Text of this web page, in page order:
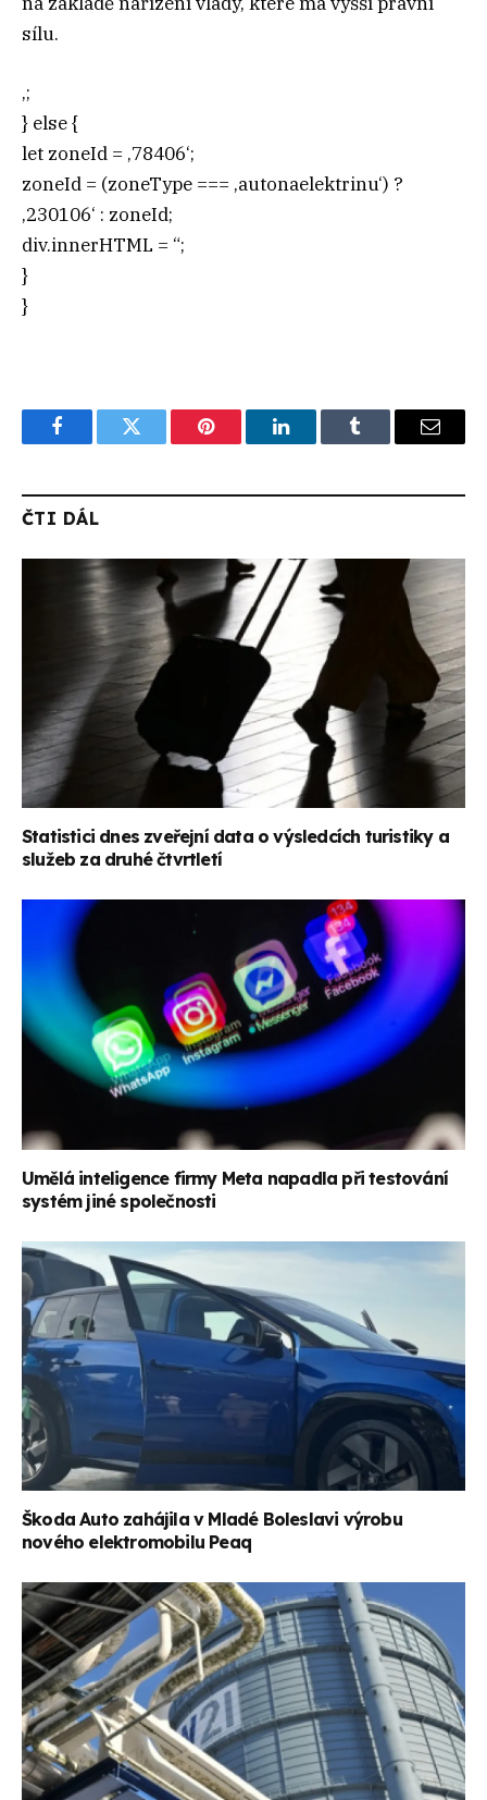
sílu.
‚;
} else {
let zoneId = ‚78406‘;
zoneId = (zoneType === ‚autonaelektrinu‘) ?
‚230106‘ : zoneId;
div.innerHTML = “;
}
}
FacebookTwitter Pinterest LinkedInTumblr Email
ČTI DÁL
Statistici dnes zveřejní data o výsledcích turistiky a
služeb za druhé čtvrtletí
Umělá inteligence firmy Meta napadla při testování
systém jiné společnosti
Škoda Auto zahájila v Mladé Boleslavi výrobu
nového elektromobilu Peaq